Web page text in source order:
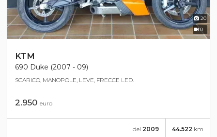
20
0
KTM
690 Duke (2007 - 09)
SCARICO, MANOPOLE, LEVE, FRECCE LED.
2.950 euro
44.522 km
del 2009